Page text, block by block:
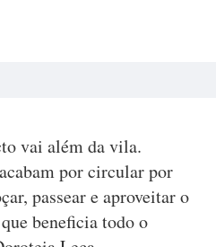
vai além da vila.
por circular por
passear e aproveitar o
beneficia todo o